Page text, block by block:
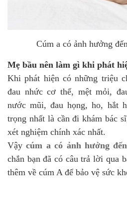
Cúm a có ảnh hưởng
Mẹ bầu nên làm gì khi phát
Khi phát hiện có những triệu
đau nhức cơ thể, mệt mỏi,
nước mũi, đau họng, ho, hắt
trọng nhất là cần đi khám bác
xét nghiệm chính xác nhất.
Vậycúm a có ảnh hưởng
chắn bạn đã có câu trả lời qua
thêm về cúm A để bảo vệ sức